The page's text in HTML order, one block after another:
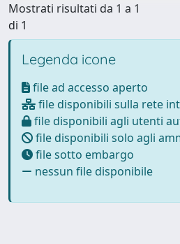
Mostrati risultati da 1 a 1
di 1
Legenda icone
file ad accesso aperto
file disponibili sulla rete
file disponibili agli utenti
file disponibili solo agli
file sotto embargo
nessun file disponibile